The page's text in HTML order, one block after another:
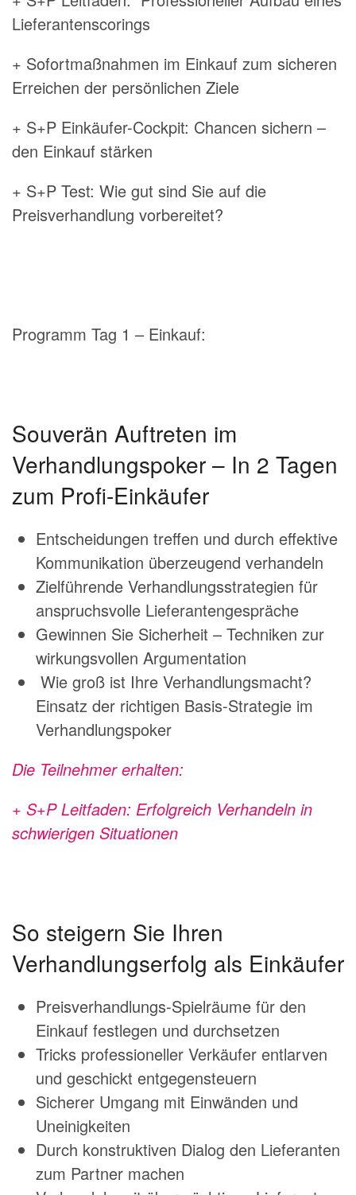
Lieferantenscorings
+ Sofortmaßnahmen im Einkauf zum sicheren
Erreichen der persönlichen Ziele
+ S+P Einkäufer-Cockpit: Chancen sichern –
den Einkauf stärken
+ S+P Test: Wie gut sind Sie auf die
Preisverhandlung vorbereitet?
Programm Tag 1 – Einkauf:
Souverän Auftreten im
Verhandlungspoker – In 2 Tagen
zum Profi-Einkäufer
Entscheidungen treffen und durch effektive
Kommunikation überzeugend verhandeln
Zielführende Verhandlungsstrategien für
anspruchsvolle Lieferantengespräche
Gewinnen Sie Sicherheit – Techniken zur
wirkungsvollen Argumentation
Wie groß ist Ihre Verhandlungsmacht?
Einsatz der richtigen Basis-Strategie im
Verhandlungspoker
Die Teilnehmer erhalten:
+ S+P Leitfaden: Erfolgreich Verhandeln in
schwierigen Situationen
So steigern Sie Ihren
Verhandlungserfolg als Einkäufer
Preisverhandlungs-Spielräume für den
Einkauf festlegen und durchsetzen
Tricks professioneller Verkäufer entlarven
und geschickt entgegensteuern
Sicherer Umgang mit Einwänden und
Uneinigkeiten
Durch konstruktiven Dialog den Lieferanten
zum Partner machen